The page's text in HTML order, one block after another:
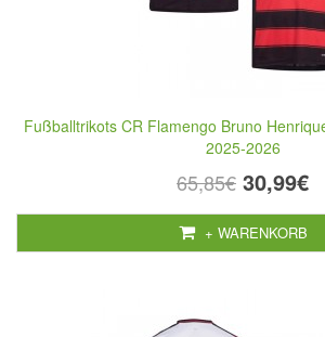
Fußballtrikots CR Flamengo Bruno
2025-2026
65,85€ 30,99€
+ WARENKORB